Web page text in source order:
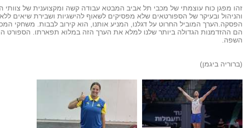
זהו מפגן כוח עוצמתי של מכבי תל אביב המבטא עבודה קשה ומקצוענית של צוותי
והניהול ובעיקר של הספורטאים שלא מפסיקים לשאוף להישגיות ושבירת שיאים ללא
הפסקה.הערך המוביל החרוט על דגלנו, המניע אותנו, הוא קירוב לבבות. משחקי
הם ההזדמנות הגדולה ביותר שלנו למלא את הערך הזה במלוא תפארתו. הספורט
השפה.
(ברוריה ביגמן)